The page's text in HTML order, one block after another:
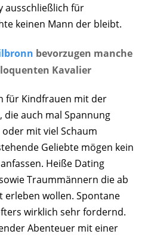
ausschließlich für
keinen Mann der bleibt.
bevorzugen manche
Kavalier
für Kindfrauen mit der
auch mal Spannung
mit viel Schaum
Geliebte mögen kein
Heiße Dating
Traummännern die ab
erleben wollen. Spontane
wirklich sehr fordernd.
Abenteuer mit einer